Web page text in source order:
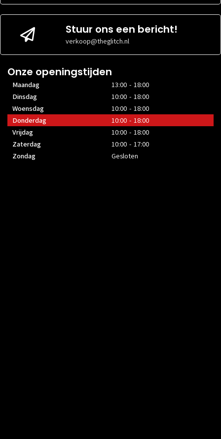
Stuur ons een bericht!
verkoop@theglitch.nl
Onze openingstijden
Maandag
13:00 - 18:00
Dinsdag
10:00 - 18:00
Woensdag
10:00 - 18:00
Donderdag
10:00 - 18:00
Vrijdag
10:00 - 18:00
Zaterdag
10:00 - 17:00
Zondag
Gesloten